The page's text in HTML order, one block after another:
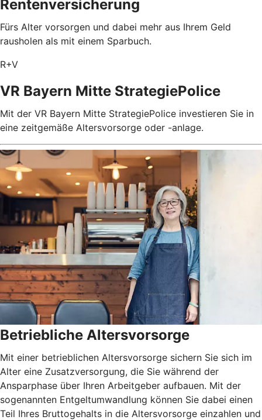
Rentenversicherung
Fürs Alter vorsorgen und dabei mehr aus Ihrem Geld
rausholen als mit einem Sparbuch.
R+V
VR Bayern Mitte StrategiePolice
Mit der VR Bayern Mitte StrategiePolice investieren Sie in
eine zeitgemäße Altersvorsorge oder -anlage.
Betriebliche Altersvorsorge
Mit einer betrieblichen Altersvorsorge sichern Sie sich im
Alter eine Zusatzversorgung, die Sie während der
Ansparphase über Ihren Arbeitgeber aufbauen. Mit der
sogenannten Entgeltumwandlung können Sie dabei einen
Teil Ihres Bruttogehalts in die Altersvorsorge einzahlen und